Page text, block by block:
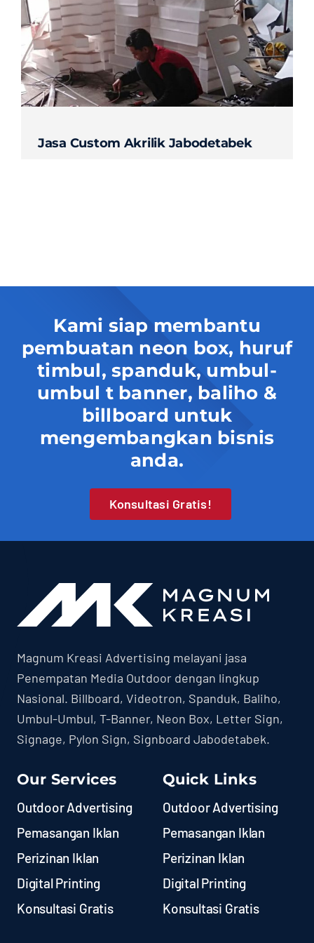
Contact
Jasa Custom Akrilik Jabodetabek
Kami siap membantu
pembuatan neon box, huruf
timbul, spanduk, umbul-
umbul t banner, baliho &
billboard untuk
mengembangkan bisnis
anda.
Konsultasi Gratis!
Magnum Kreasi Advertising melayani jasa
Penempatan Media Outdoor dengan lingkup
Nasional. Billboard, Videotron, Spanduk, Baliho,
Umbul-Umbul, T-Banner, Neon Box, Letter Sign,
Signage, Pylon Sign, Signboard Jabodetabek.
Our Services
Outdoor Advertising
Pemasangan Iklan
Perizinan Iklan
Digital Printing
Konsultasi Gratis
Quick Links
Outdoor Advertising
Pemasangan Iklan
Perizinan Iklan
Digital Printing
Konsultasi Gratis